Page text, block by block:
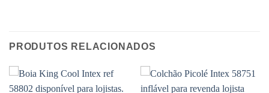
PRODUTOS RELACIONADOS